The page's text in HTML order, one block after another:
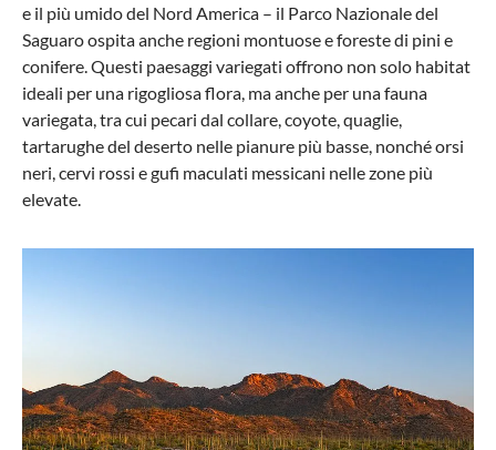
e il più umido del Nord America – il Parco Nazionale del
Saguaro ospita anche regioni montuose e foreste di pini e
conifere. Questi paesaggi variegati offrono non solo habitat
ideali per una rigogliosa flora, ma anche per una fauna
variegata, tra cui pecari dal collare, coyote, quaglie,
tartarughe del deserto nelle pianure più basse, nonché orsi
neri, cervi rossi e gufi maculati messicani nelle zone più
elevate.